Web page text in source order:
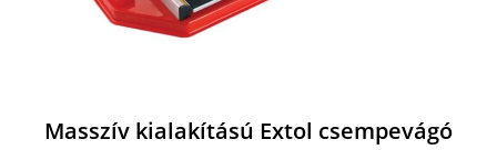
Masszív kialakítású Extol csempevágó